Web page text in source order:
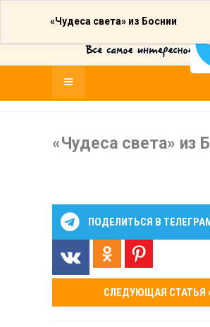
«Чудеса света» из Боснии
«Чудеса света» из
ПОДЕЛИТЬСЯ В
СЛЕДУЮЩАЯ СТАТЬЯ